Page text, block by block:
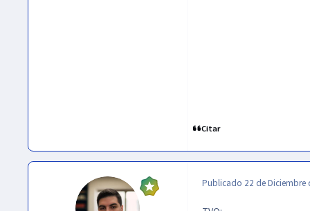
Citar
Publicado 22 de Diciembre